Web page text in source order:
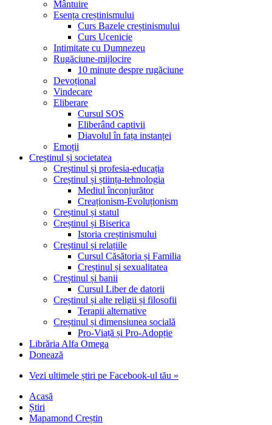
Mântuire
Esența creștinismului
Curs Bazele creștinismului
Curs Ucenicie
Intimitate cu Dumnezeu
Rugăciune-mijlocire
10 minute despre rugăciune
Devoțional
Vindecare
Eliberare
Cursul SOS
Eliberând captivii
Diavolul în fața instanței
Emoții
Creștinul și societatea
Creștinul și profesia-educația
Creștinul și știința-tehnologia
Mediul înconjurător
Creaționism-Evoluționism
Creștinul și statul
Creștinul și Biserica
Istoria creștinismului
Creștinul și relațiile
Cursul Căsătoria și Familia
Creștinul și sexualitatea
Creștinul și banii
Cursul Liber de datorii
Creștinul și alte religii și filosofii
Terapii alternative
Creștinul și dimensiunea socială
Pro-Viață și Pro-Adopție
Librăria Alfa Omega
Donează
Vezi ultimele știri pe Facebook-ul tău »
Acasă
Știri
Mapamond Creștin